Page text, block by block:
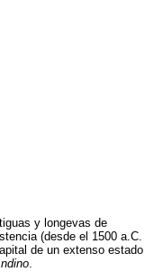
y longevas de
(desde el 1500 a.C.
de un extenso estado
.